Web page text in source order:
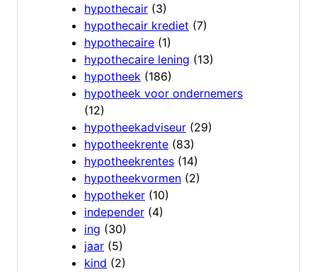
hypothecair (3)
hypothecair krediet (7)
hypothecaire (1)
hypothecaire lening (13)
hypotheek (186)
hypotheek voor ondernemers
(12)
hypotheekadviseur (29)
hypotheekrente (83)
hypotheekrentes (14)
hypotheekvormen (2)
hypotheker (10)
independer (4)
ing (30)
jaar (5)
kind (2)